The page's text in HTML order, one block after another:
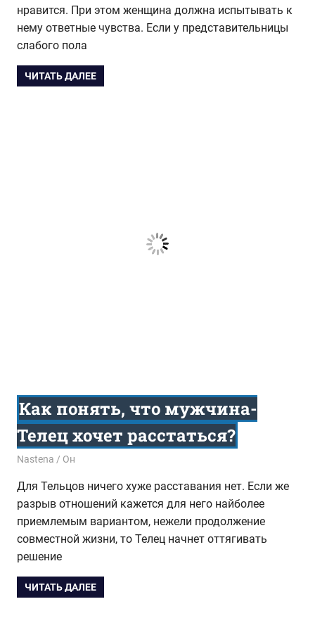
нравится. При этом женщина должна испытывать к
нему ответные чувства. Если у представительницы
слабого пола
ЧИТАТЬ ДАЛЕЕ
Как понять, что мужчина-
Телец хочет расстаться?
09.04.2017
Nastena Он
Для Тельцов ничего хуже расставания нет. Если же
разрыв отношений кажется для него найболее
приемлемым вариантом, нежели продолжение
совместной жизни, то Телец начнет оттягивать
решение
ЧИТАТЬ ДАЛЕЕ